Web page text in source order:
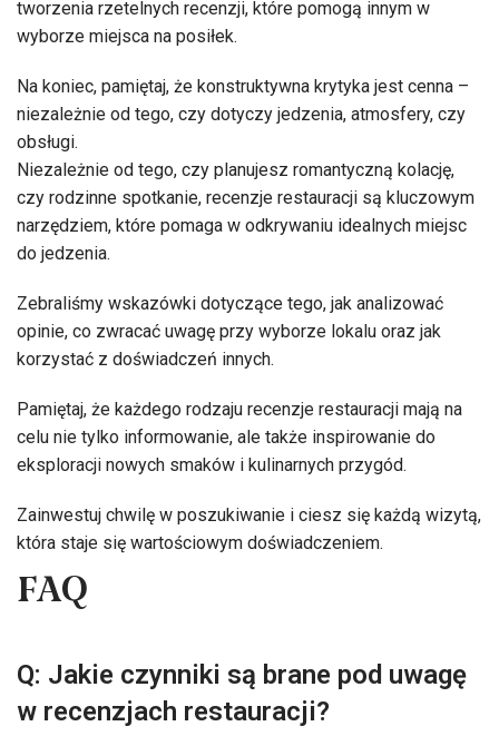
tworzenia rzetelnych recenzji, które pomogą innym w
wyborze miejsca na posiłek.
Na koniec, pamiętaj, że konstruktywna krytyka jest cenna –
niezależnie od tego, czy dotyczy jedzenia, atmosfery, czy
obsługi.
Niezależnie od tego, czy planujesz romantyczną kolację,
czy rodzinne spotkanie, recenzje restauracji są kluczowym
narzędziem, które pomaga w odkrywaniu idealnych miejsc
do jedzenia.
Zebraliśmy wskazówki dotyczące tego, jak analizować
opinie, co zwracać uwagę przy wyborze lokalu oraz jak
korzystać z doświadczeń innych.
Pamiętaj, że każdego rodzaju recenzje restauracji mają na
celu nie tylko informowanie, ale także inspirowanie do
eksploracji nowych smaków i kulinarnych przygód.
Zainwestuj chwilę w poszukiwanie i ciesz się każdą wizytą,
która staje się wartościowym doświadczeniem.
FAQ
Q: Jakie czynniki są brane pod uwagę
w recenzjach restauracji?